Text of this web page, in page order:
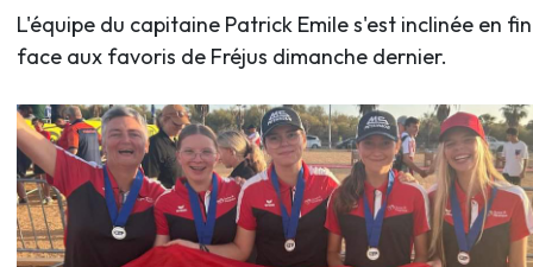
L'équipe du capitaine Patrick Emile s'est inclinée en
face aux favoris de Fréjus dimanche dernier.